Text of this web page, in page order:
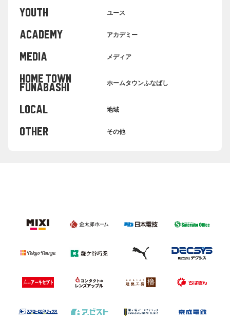
YOUTH ユース
ACADEMY アカデミー
MEDIA メディア
HOME TOWN
FUNABASHI ホームタウンふなばし
LOCAL 地域
OTHER その他